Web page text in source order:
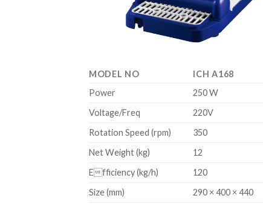
MODEL NO
ICH A168
Power
250 W
Voltage/Freq
220V
Rotation Speed (rpm)
350
Net Weight (kg)
12
Efficiency (kg/h)
120
Size (mm)
290 × 400 × 440